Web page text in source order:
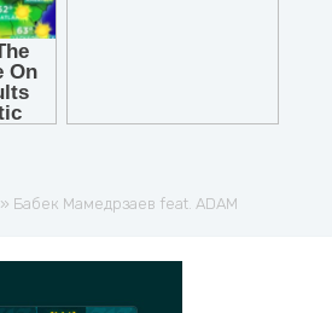
» Бабек Мамедрзаев feat. ADAM